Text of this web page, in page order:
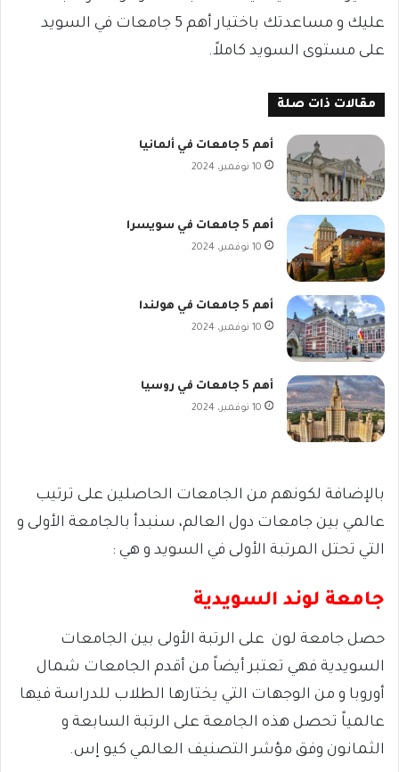
عليك و مساعدتك باختيار أهم 5 جامعات في السويد
على مستوى السويد كاملاً.
مقالات ذات صلة
أهم 5 جامعات في ألمانيا
10 نوفمبر، 2024
أهم 5 جامعات في سويسرا
10 نوفمبر، 2024
أهم 5 جامعات في هولندا
10 نوفمبر، 2024
أهم 5 جامعات في روسيا
10 نوفمبر، 2024
بالإضافة لكونهم من الجامعات الحاصلين على ترتيب
عالمي بين جامعات دول العالم، سنبدأ بالجامعة الأولى و
التي تحتل المرتبة الأولى في السويد و هي :
جامعة لوند السويدية
حصل جامعة لون على الرتبة الأولى بين الجامعات
السويدية فهي تعتبر أيضاً من أقدم الجامعات شمال
أوروبا و من الوجهات التي يختارها الطلاب للدراسة فيها
عالمياً تحصل هذه الجامعة على الرتبة السابعة و
الثمانون وفق مؤشر التصنيف العالمي كيو إس.